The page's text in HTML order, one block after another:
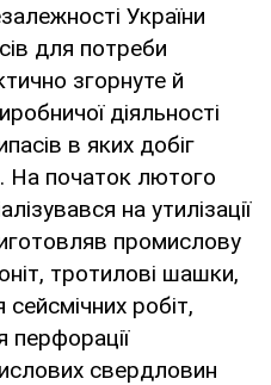
України
для потреби
згорнуте й
діяльності
в яких добіг
На початок лютого
на утилізації
промислову
тротилові шашки,
робіт,
перфорації
свердловин